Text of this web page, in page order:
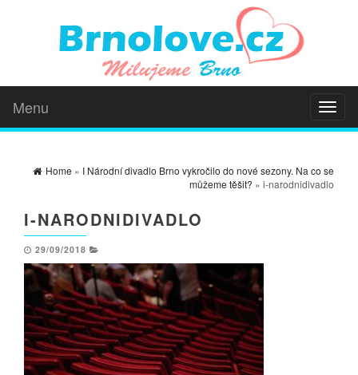
Menu
Home » I Národní divadlo Brno vykročilo do nové sezony. Na co se
můžeme těšit? » i-narodnidivadlo
I-NARODNIDIVADLO
29/09/2018